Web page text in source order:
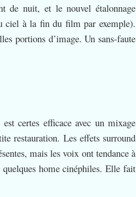
de nuit, et le nouvel étalonnage
ciel à la fin du film par exemple).
portions d’image. Un sans-faute
est certes efficace avec un mixage
restauration. Les effets surround
mais les voix ont tendance à
home cinéphiles. Elle fait